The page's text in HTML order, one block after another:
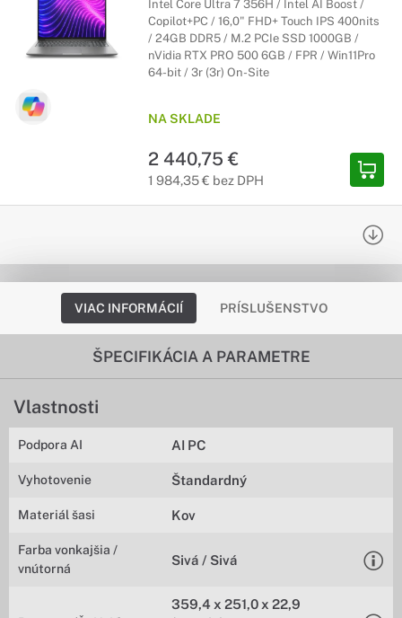
Intel Core Ultra 7 356H / Intel AI Boost /
Copilot+PC / 16,0" FHD+ Touch IPS 400nits
/ 24GB DDR5 / M.2 PCIe SSD 1000GB /
nVidia RTX PRO 500 6GB / FPR / Win11Pro
64-bit / 3r (3r) On-Site
NA SKLADE
2 440,75 €
1 984,35 € bez DPH
VIAC INFORMÁCIÍ PRÍSLUŠENSTVO
ŠPECIFIKÁCIA A PARAMETRE
Vlastnosti
Podpora AI AI PC
Vyhotovenie Štandardný
Materiál šasi Kov
Farba vonkajšia /
vnútorná
Sivá / Sivá
359,4 x 251,0 x 22,9